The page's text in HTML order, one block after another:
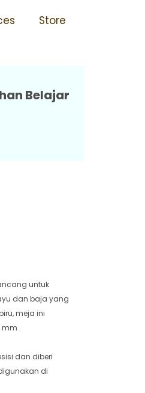
Store
Belajar
untuk
dan baja yang
meja ini
.
dan diberi
di